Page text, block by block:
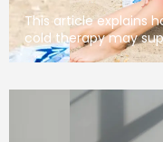
This article explains
cold therapy may